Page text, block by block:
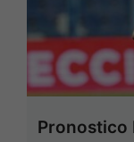
Pronostico